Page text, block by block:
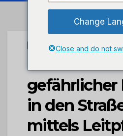
UNCATEGORIZED
POL-PDMT:
gefährlicher
in den
mittels
Change
Close and do not